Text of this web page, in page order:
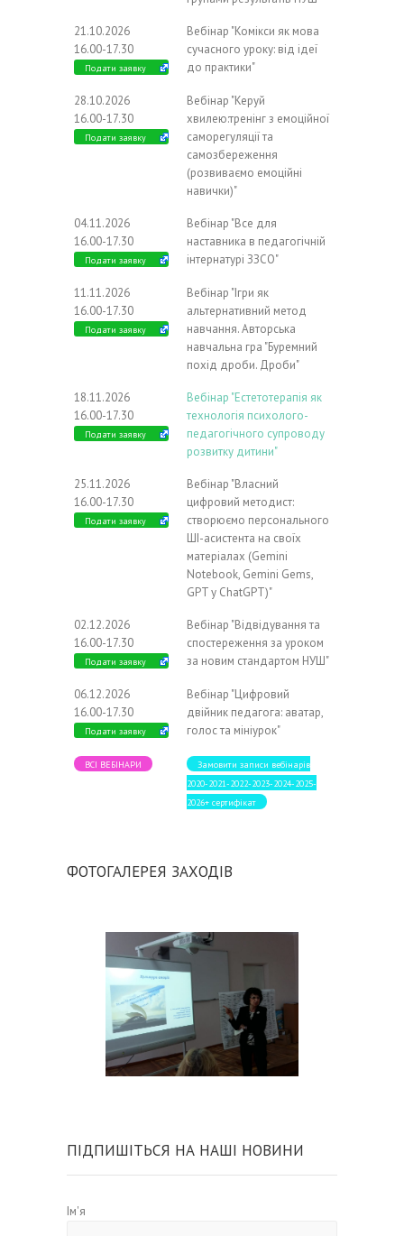
21.10.2026
16.00-17.30
Подати заявку
Вебінар "Комікси як мова
сучасного уроку: від ідеї
до практики"
28.10.2026
16.00-17.30
Подати заявку
Вебінар "Керуй
хвилею:тренінг з емоційної
саморегуляції та
самозбереження
(розвиваємо емоційні
навички)"
04.11.2026
16.00-17.30
Подати заявку
Вебінар "Все для
наставника в педагогічній
інтернатурі ЗЗСО"
11.11.2026
16.00-17.30
Подати заявку
Вебінар "Ігри як
альтернативний метод
навчання. Авторська
навчальна гра "Буремний
похід дроби. Дроби"
18.11.2026
16.00-17.30
Подати заявку
Вебінар "Естетотерапія як
технологія психолого-
педагогічного супроводу
розвитку дитини"
25.11.2026
16.00-17.30
Подати заявку
Вебінар "Власний
цифровий методист:
створюємо персонального
ШІ-асистента на своїх
матеріалах (Gemini
Notebook, Gemini Gems,
GPT у ChatGPT)"
02.12.2026
16.00-17.30
Подати заявку
Вебінар "Відвідування та
спостереження за уроком
за новим стандартом НУШ"
06.12.2026
16.00-17.30
Подати заявку
Вебінар "Цифровий
двійник педагога: аватар,
голос та мініурок"
ВСІ ВЕБІНАРИ
Замовити записи вебінарів
2020-2021-2022-2023-2024-2025-
2026+ сертифікат
ФОТОГАЛЕРЕЯ ЗАХОДІВ
ПІДПИШІТЬСЯ НА НАШІ НОВИНИ
Ім'я